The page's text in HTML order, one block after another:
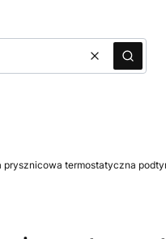
WyczyśćSzukaj
prysznicowa termostatyczna